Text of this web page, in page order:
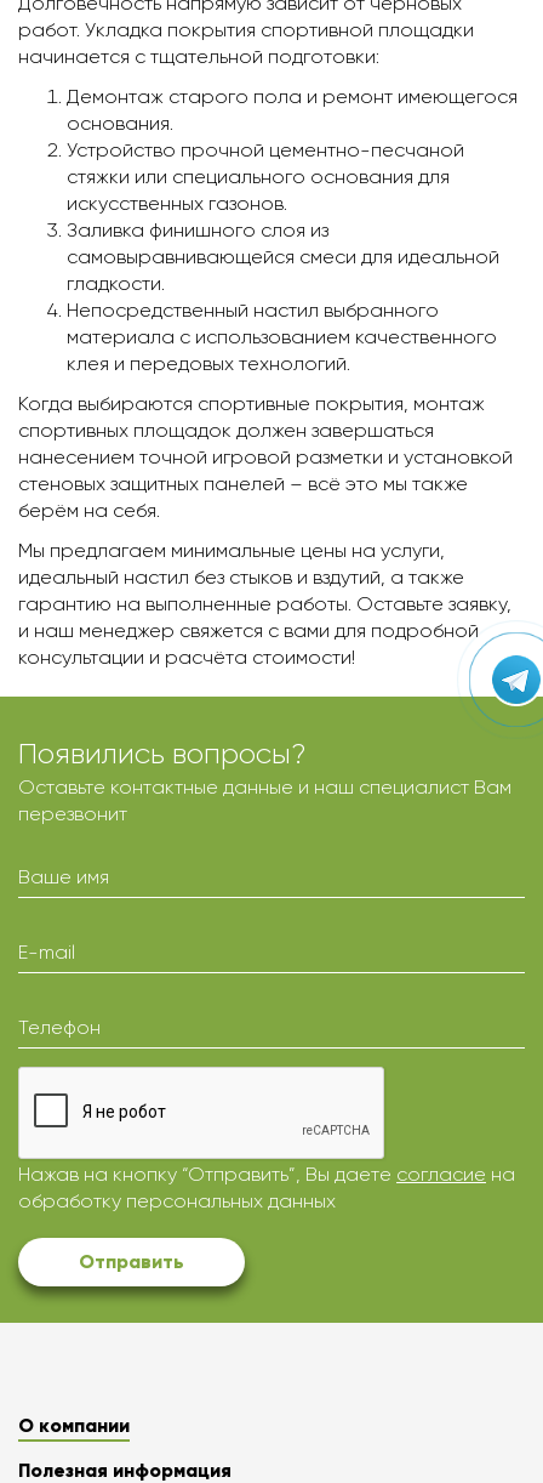
работ. Укладка покрытия спортивной площадки
начинается с тщательной подготовки:
Демонтаж старого пола и ремонт имеющегося
основания.
Устройство прочной цементно-песчаной
стяжки или специального основания для
искусственных газонов.
Заливка финишного слоя из
самовыравнивающейся смеси для идеальной
гладкости.
Непосредственный настил выбранного
материала с использованием качественного
клея и передовых технологий.
Когда выбираются спортивные покрытия, монтаж
спортивных площадок должен завершаться
нанесением точной игровой разметки и установкой
стеновых защитных панелей – всё это мы также
берём на себя.
Мы предлагаем минимальные цены на услуги,
идеальный настил без стыков и вздутий, а также
гарантию на выполненные работы. Оставьте заявку,
и наш менеджер свяжется с вами для подробной
консультации и расчёта стоимости!
Появились вопросы?
Оставьте контактные данные и наш специалист Вам
перезвонит
Ваше имя
E-mail
Телефон
Нажав на кнопку “Отправить”, Вы даете согласие на
обработку персональных данных
Отправить
О компании
Полезная информация